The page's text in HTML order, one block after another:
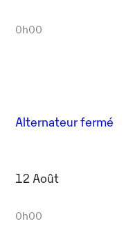
0h00
Alternateur fermé
12 Août
0h00